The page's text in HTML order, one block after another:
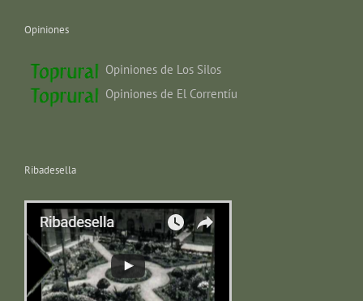
Opiniones
Opiniones de Los Silos
Opiniones de El Correntíu
Ribadesella